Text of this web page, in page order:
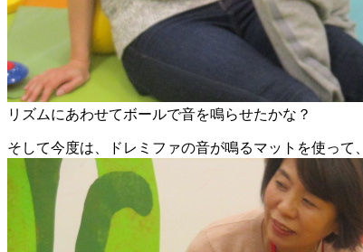
リズムにあわせてボールで音を鳴らせたかな？
そして今度は、ドレミファの音が鳴るマットを使って、